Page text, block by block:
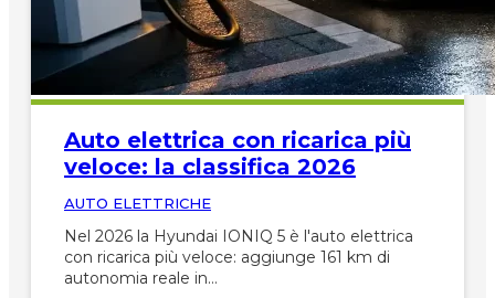
Auto elettrica con ricarica più
veloce: la classifica 2026
AUTO ELETTRICHE
Nel 2026 la Hyundai IONIQ 5 è l'auto elettrica
con ricarica più veloce: aggiunge 161 km di
autonomia reale in…